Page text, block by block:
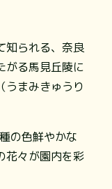
知られる、奈良
がる馬見丘陵に
うまみきゅうり
の色鮮やかな
花々が園内を彩